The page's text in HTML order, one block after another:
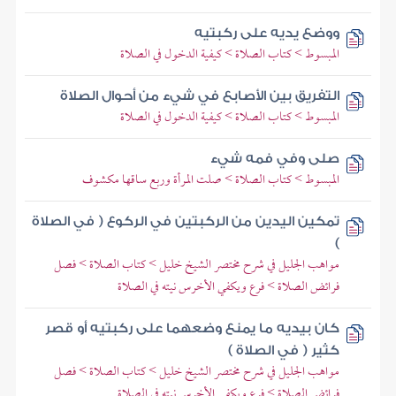
ووضع يديه على ركبتيه
المبسوط > كتاب الصلاة > كيفية الدخول في الصلاة
التفريق بين الأصابع في شيء من أحوال الصلاة
المبسوط > كتاب الصلاة > كيفية الدخول في الصلاة
صلى وفي فمه شيء
المبسوط > كتاب الصلاة > صلت المرأة وربع ساقها مكشوف
تمكين اليدين من الركبتين في الركوع ( في الصلاة
)
مواهب الجليل في شرح مختصر الشيخ خليل > كتاب الصلاة > فصل
فرائض الصلاة > فرع ويكفي الأخرس نيته في الصلاة
كان بيديه ما يمنع وضعهما على ركبتيه أو قصر
كثير ( في الصلاة )
مواهب الجليل في شرح مختصر الشيخ خليل > كتاب الصلاة > فصل